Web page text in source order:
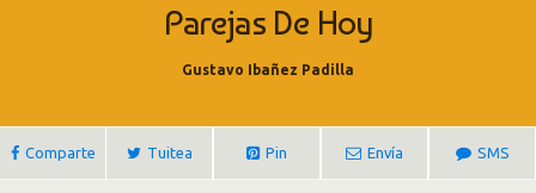
Parejas De Hoy
Gustavo Ibañez Padilla
Comparte Tuitea Pin Envía SMS